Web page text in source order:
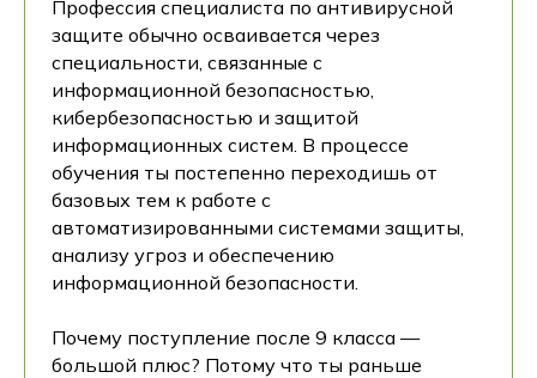
Профессия специалиста по антивирусной
защите обычно осваивается через
специальности, связанные с
информационной безопасностью,
кибербезопасностью и защитой
информационных систем. В процессе
обучения ты постепенно переходишь от
базовых тем к работе с
автоматизированными системами защиты,
анализу угроз и обеспечению
информационной безопасности.
Почему поступление после 9 класса —
большой плюс? Потому что ты раньше